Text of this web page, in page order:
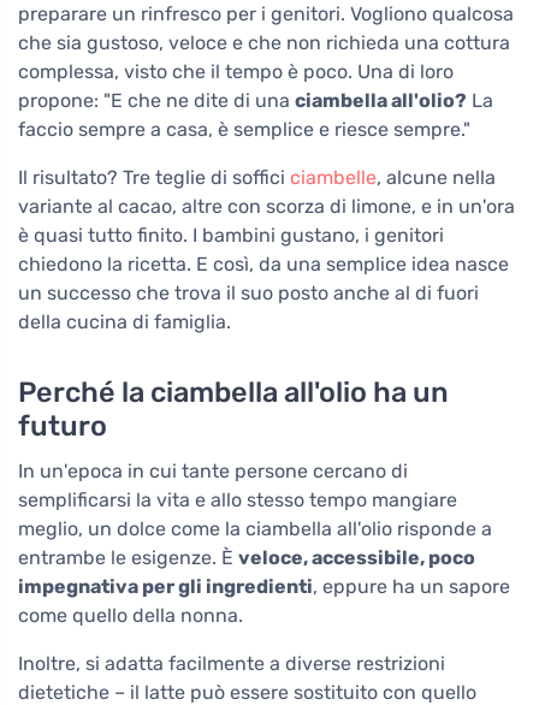
preparare un rinfresco per i genitori. Vogliono qualcosa
che sia gustoso, veloce e che non richieda una cottura
complessa, visto che il tempo è poco. Una di loro
propone: "E che ne dite di una ciambella all'olio? La
faccio sempre a casa, è semplice e riesce sempre."
Il risultato? Tre teglie di soffici ciambelle, alcune nella
variante al cacao, altre con scorza di limone, e in un'ora
è quasi tutto finito. I bambini gustano, i genitori
chiedono la ricetta. E così, da una semplice idea nasce
un successo che trova il suo posto anche al di fuori
della cucina di famiglia.
Perché la ciambella all'olio ha un
futuro
In un'epoca in cui tante persone cercano di
semplificarsi la vita e allo stesso tempo mangiare
meglio, un dolce come la ciambella all'olio risponde a
entrambe le esigenze. È veloce, accessibile, poco
impegnativa per gli ingredienti, eppure ha un sapore
come quello della nonna.
Inoltre, si adatta facilmente a diverse restrizioni
dietetiche – il latte può essere sostituito con quello